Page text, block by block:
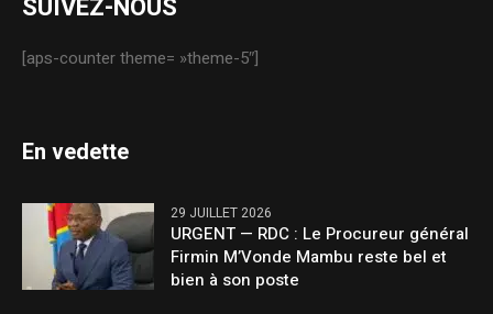
SUIVEZ-NOUS
[aps-counter theme= »theme-5″]
En vedette
29 JUILLET 2026
URGENT — RDC : Le Procureur général
Firmin M’Vonde Mambu reste bel et
bien à son poste